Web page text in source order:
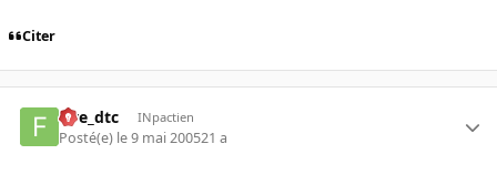
Citer
five_dtc INpactien
Posté(e) le 9 mai 200521 a